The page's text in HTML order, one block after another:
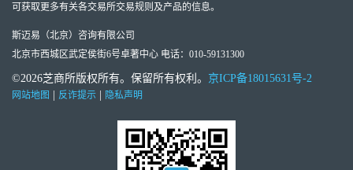
可获取更多有关各交易所交易规则及产品的信息。
斯迈易（北京）咨询有限公司
北京市西城区武定侯街6号卓著中心 电话：010-59131300
©2026芝商所版权所有。保留所有权利。 京ICP备18015631号-2
网站地图 反诈提示 隐私声明